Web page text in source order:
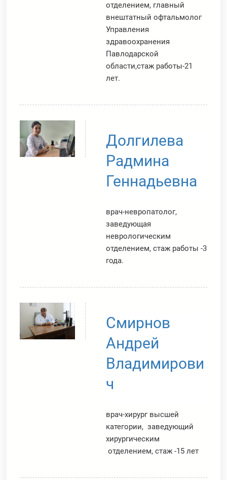
отделением, главный
внештатный офтальмолог
Управления
здравоохранения
Павлодарской
области,стаж работы-21
лет.
Долгилева
Радмина
Геннадьевна
врач-невропатолог,
заведующая
неврологическим
отделением, стаж работы -3
года.
Смирнов
Андрей
Владимирови
ч
врач-хирург высшей
категории, заведующий
хирургическим
отделением, стаж -15 лет